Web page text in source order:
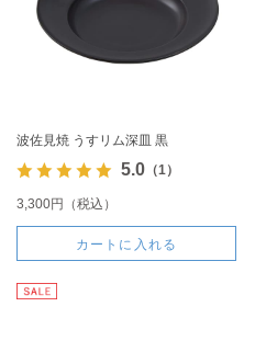
波佐見焼 うすリム深皿 黒
5.0（1）
3,300円（税込）
カートに入れる